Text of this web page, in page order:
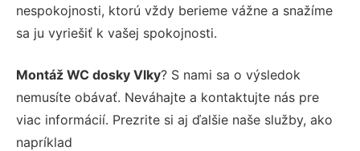
nespokojnosti, ktorú vždy berieme vážne a snažíme
sa ju vyriešiť k vašej spokojnosti.
Montáž WC dosky Vlky? S nami sa o výsledok
nemusíte obávať. Neváhajte a kontaktujte nás pre
viac informácií. Prezrite si aj ďalšie naše služby, ako
napríklad